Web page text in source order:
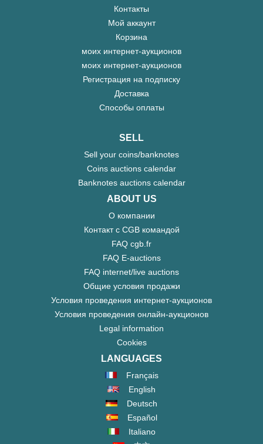
Контакты
Мой аккаунт
Корзина
моих интернет-аукционов
моих интернет-аукционов
Регистрация на подписку
Доставка
Способы оплаты
SELL
Sell your coins/banknotes
Coins auctions calendar
Banknotes auctions calendar
ABOUT US
О компании
Контакт с CGB командой
FAQ cgb.fr
FAQ E-auctions
FAQ internet/live auctions
Общие условия продажи
Условия проведения интернет-аукционов
Условия проведения онлайн-аукционов
Legal information
Cookies
LANGUAGES
Français
English
Deutsch
Español
Italiano